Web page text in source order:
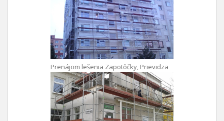
Prenájom lešenia Zapotôčky, Prievidza